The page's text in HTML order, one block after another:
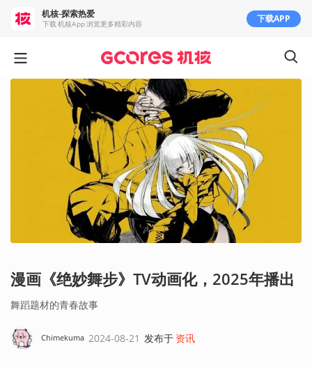
漫画《绝妙舞步》TV动画化，2025年播出
舞蹈题材的青春故事
Chimekuma 2024-08-21 发布于 资讯
机核-探索热爱
下载 机核App 浏览更多精彩内容 下载APP